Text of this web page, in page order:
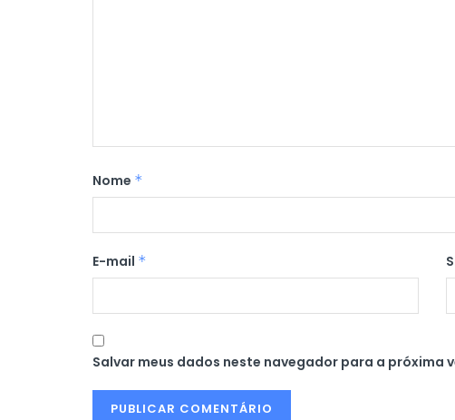
Nome *
E-mail *
Salvar meus dados neste navegador para a próxima